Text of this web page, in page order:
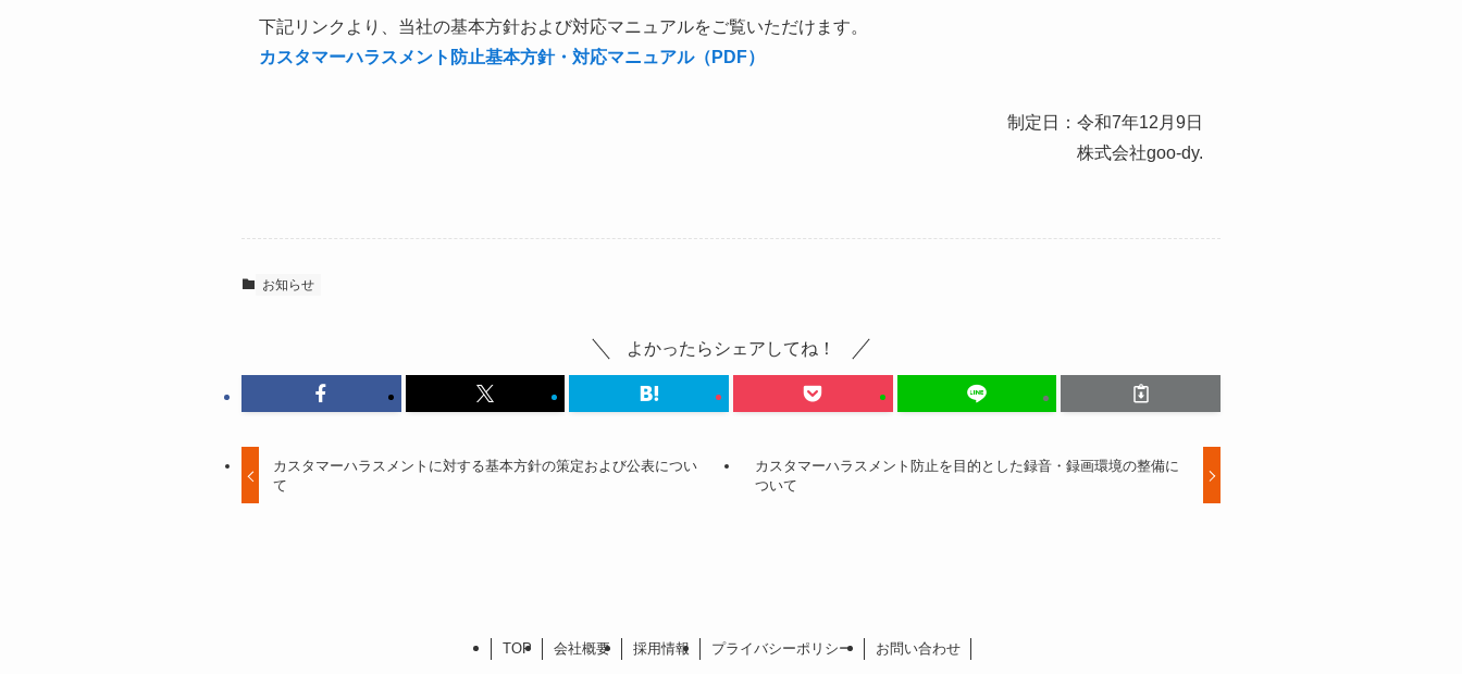
下記リンクより、当社の基本方針および対応マニュアルをご覧いただけます。
カスタマーハラスメント防止基本方針・対応マニュアル（PDF）
制定日：令和7年12月9日
株式会社goo-dy.
お知らせ
よかったらシェアしてね！
カスタマーハラスメントに対する基本方針の策定および公表につい
て
カスタマーハラスメント防止を目的とした録音・録画環境の整備に
ついて
TOP 会社概要 採用情報 プライバシーポリシー お問い合わせ